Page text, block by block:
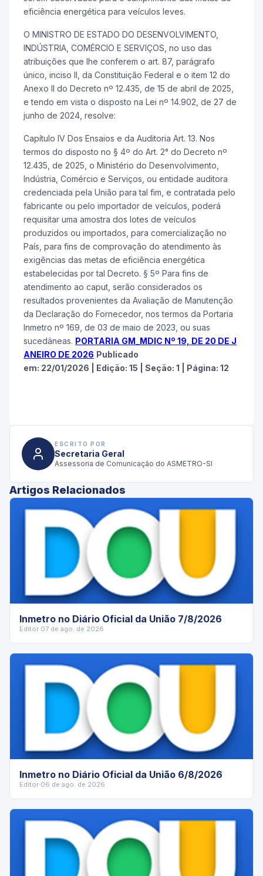
eficiência energética para veículos leves.
O MINISTRO DE ESTADO DO DESENVOLVIMENTO,
INDÚSTRIA, COMÉRCIO E SERVIÇOS, no uso das
atribuições que lhe conferem o art. 87, parágrafo
único, inciso II, da Constituição Federal e o item 12 do
Anexo II do Decreto nº 12.435, de 15 de abril de 2025,
e tendo em vista o disposto na Lei nº 14.902, de 27 de
junho de 2024, resolve:
Capítulo IV Dos Ensaios e da Auditoria Art. 13. Nos
termos do disposto no § 4º do Art. 2° do Decreto nº
12.435, de 2025, o Ministério do Desenvolvimento,
Indústria, Comércio e Serviços, ou entidade auditora
credenciada pela União para tal fim, e contratada pelo
fabricante ou pelo importador de veículos, poderá
requisitar uma amostra dos lotes de veículos
produzidos ou importados, para comercialização no
País, para fins de comprovação do atendimento às
exigências das metas de eficiência energética
estabelecidas por tal Decreto. § 5º Para fins de
atendimento ao caput, serão considerados os
resultados provenientes da Avaliação de Manutenção
da Declaração do Fornecedor, nos termos da Portaria
Inmetro nº 169, de 03 de maio de 2023, ou suas
sucedâneas. PORTARIA GM_MDIC Nº 19, DE 20 DE J
ANEIRO DE 2026 Publicado
em: 22/01/2026 Edição: 15 Seção: 1 Página: 12
ESCRITO POR
Secretaria Geral
Assessoria de Comunicação do ASMETRO-SI
Artigos Relacionados
Inmetro no Diário Oficial da União 7/8/2026
Editor·07 de ago. de 2026
Inmetro no Diário Oficial da União 6/8/2026
Editor·06 de ago. de 2026